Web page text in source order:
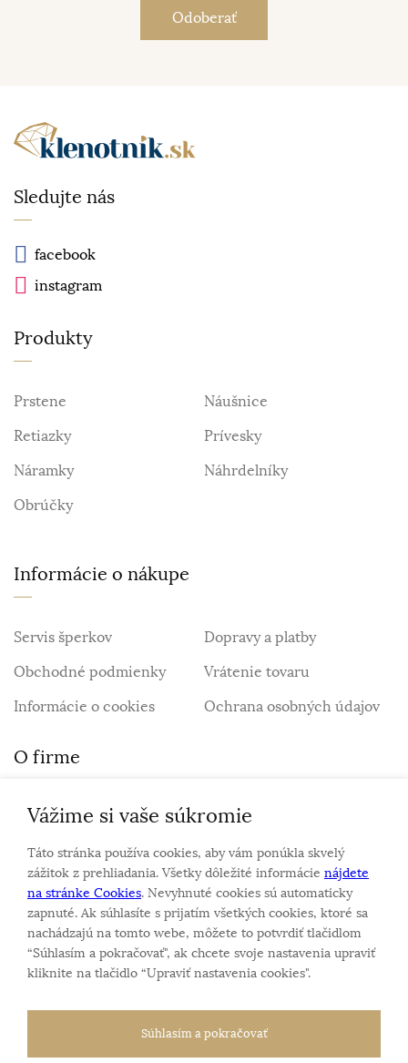
Sledujte nás
facebook
instagram
Produkty
Prstene
Náušnice
Retiazky
Prívesky
Náramky
Náhrdelníky
Obrúčky
Informácie o nákupe
Servis šperkov
Dopravy a platby
Obchodné podmienky
Vrátenie tovaru
Informácie o cookies
Ochrana osobných údajov
O firme
Personalizovaný šperk
O nás
Kontakt
Sme rodinná firma a zameriavame sa na predaj hodiniek
a šperkov od roku 1994.
Pozrite sa na naše ďaľšie web stránky.
Vážime si vaše súkromie
Táto stránka používa cookies, aby vám ponúkla skvelý
zážitok z prehliadania. Všetky dôležité informácie nájdete
na stránke Cookies. Nevyhnuté cookies sú automaticky
zapnuté. Ak súhlasíte s prijatím všetkých cookies, ktoré sa
nachádzajú na tomto webe, môžete to potvrdiť tlačidlom
“Súhlasím a pokračovať", ak chcete svoje nastavenia upraviť
kliknite na tlačidlo “Upraviť nastavenia cookies".
Súhlasím a pokračovať